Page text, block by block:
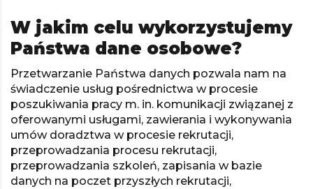
W jakim celu wykorzystujemy
Państwa dane osobowe?
Przetwarzanie Państwa danych pozwala nam na
świadczenie usług pośrednictwa w procesie
poszukiwania pracy m. in. komunikacji związanej z
oferowanymi usługami, zawierania i wykonywania
umów doradztwa w procesie rekrutacji,
przeprowadzania procesu rekrutacji,
przeprowadzania szkoleń, zapisania w bazie
danych na poczet przyszłych rekrutacji,